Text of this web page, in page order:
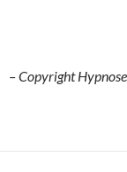
– Copyright